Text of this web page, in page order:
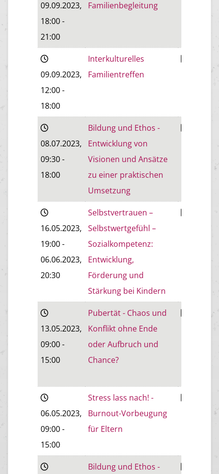
09.09.2023,
18:00-
21:00
Familienbegleitung
09.09.2023,
12:00-
18:00
Interkulturelles
Familientreffen
08.07.2023,
09:30-
18:00
Bildung und Ethos -
Entwicklung von
Visionen und Ansätze
zu einer praktischen
Umsetzung
16.05.2023,
19:00-
06.06.2023,
20:30
Selbstvertrauen –
Selbstwertgefühl –
Sozialkompetenz:
Entwicklung,
Förderung und
Stärkung bei Kindern
13.05.2023,
09:00-
15:00
Pubertät - Chaos und
Konflikt ohne Ende
oder Aufbruch und
Chance?
Wiener
06.05.2023,
09:00-
15:00
Stress lass nach! -
Burnout-Vorbeugung
für Eltern
Neustadt
Bildung und Ethos -